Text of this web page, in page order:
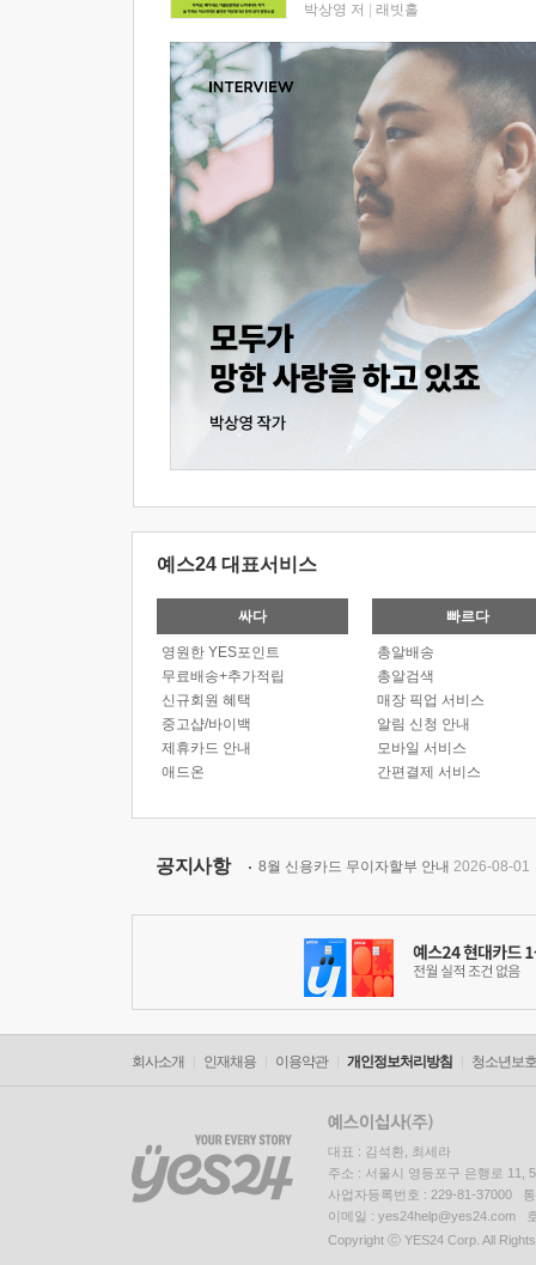
박상영 저 래빗홀
예스24 대표서비스
싸다
영원한 YES포인트
무료배송+추가적립
신규회원 혜택
중고샵/바이백
제휴카드 안내
애드온
빠르다
총알배송
총알검색
매장 픽업 서비스
알림 신청 안내
모바일 서비스
간편결제 서비스
공지사항 8월 신용카드 무이자할부 안내 2026-08-01
회사소개 인재채용 이용약관 개인정보처리방침 청소년보
대표 : 김석환, 최세라
주소 : 서울시 영등포구 은행로 11,
사업자등록번호 : 229-81-37000
이메일 : yes24help@yes24.com
Copyright ⓒ YES24 Corp. All